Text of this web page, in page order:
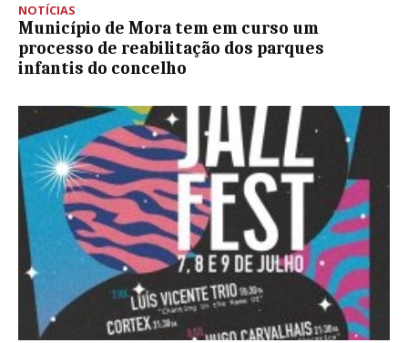
NOTÍCIAS
Município de Mora tem em curso um
processo de reabilitação dos parques
infantis do concelho